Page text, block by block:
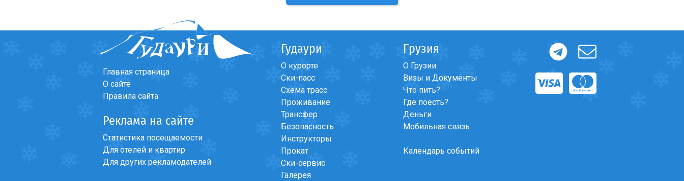
Главная страница
О сайте
Правила сайта
Реклама на сайте
Статистика посещаемости
Для отелей и квартир
Для других рекламодателей
Гудаури
О курорте
Ски-пасс
Схема трасс
Проживание
Трансфер
Безопасность
Инструкторы
Прокат
Ски-сервис
Галерея
Грузия
О Грузии
Визы и Документы
Что пить?
Где поесть?
Деньги
Мобильная связь
Календарь событий